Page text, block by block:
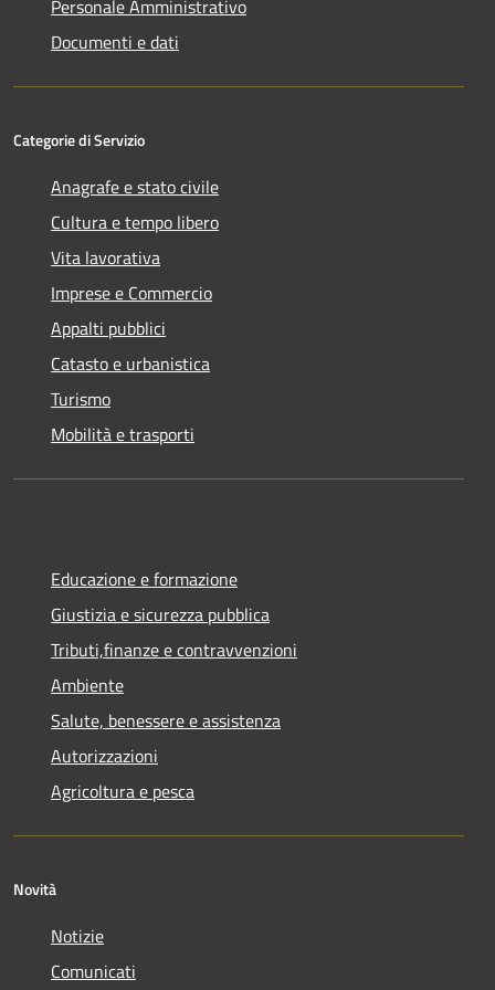
Personale Amministrativo
Documenti e dati
Categorie di Servizio
Anagrafe e stato civile
Cultura e tempo libero
Vita lavorativa
Imprese e Commercio
Appalti pubblici
Catasto e urbanistica
Turismo
Mobilità e trasporti
Educazione e formazione
Giustizia e sicurezza pubblica
Tributi,finanze e contravvenzioni
Ambiente
Salute, benessere e assistenza
Autorizzazioni
Agricoltura e pesca
Novità
Notizie
Comunicati